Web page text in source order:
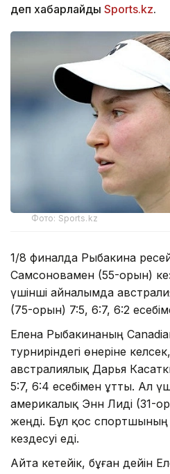
деп хабарлайды Sports.kz.
Фото: Sports.kz
1/8 финалда Рыбакина
Самсоновамен (55-орын)
үшінші айналымда
(75-орын) 7:5, 6:7, 6:2
Елена Рыбакинаның
турниріндегі өнеріне
австралиялық Дарья
5:7, 6:4 есебімен ұтты. Ал
америкалық Энн Лиді (31-
жеңді. Бұл қос спортшының
кездесуі еді.
Айта кетейік, бұған дейін